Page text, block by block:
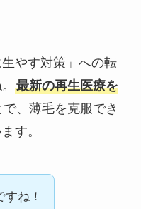
生やす対策」への転
最新の再生医療を
で、薄毛を克服でき
す。
ね！